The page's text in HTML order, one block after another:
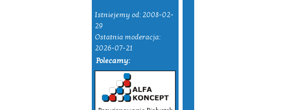
Istniejemy od: 2008-02-
29
Ostatnia moderacja:
2026-07-21
Polecamy: